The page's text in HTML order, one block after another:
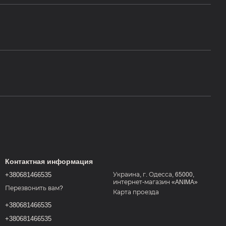
Контактная информация
+380681466535
Перезвонить вам?
+380681466535
+380681466535
Украина, г. Одесса, 65000,
интернет-магазин «ANIMA»
Карта проезда